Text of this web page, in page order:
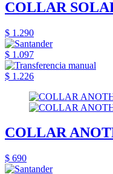
COLLAR
$ 1.290
$ 1.097
$ 1.226
COLLAR
$ 690